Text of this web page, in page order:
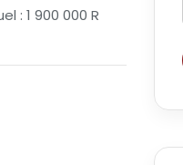
: 1 900 000 R